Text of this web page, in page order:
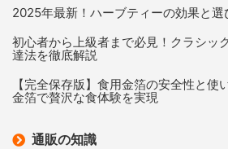
2025年最新！ハーブティーの効果と選
初心者から上級者まで必見！クラシッ
達法を徹底解説
【完全保存版】食用金箔の安全性と使
金箔で贅沢な食体験を実現
通販の知識